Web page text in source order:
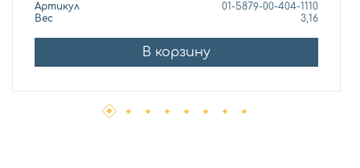
Артикул
01-5879-00-404-1110
Вес
3,16
В корзину